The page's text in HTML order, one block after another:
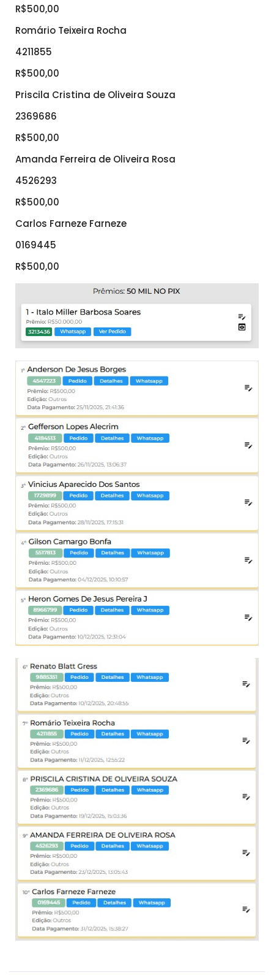
R$500,00
Romário Teixeira Rocha
4211855
R$500,00
Priscila Cristina de Oliveira Souza
2369686
R$500,00
Amanda Ferreira de Oliveira Rosa
4526293
R$500,00
Carlos Farneze Farneze
0169445
R$500,00